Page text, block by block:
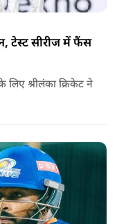
टेस्ट सीरीज में फैंस
श्रीलंका क्रिकेट ने